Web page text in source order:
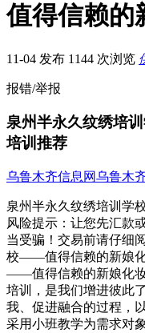
值得信赖的
11-04 发布 1144 次浏览
报错/举报
泉州半永久纹绣培
培训推荐
乌鲁木齐信息网乌鲁木
泉州半永久纹绣培训学
风险提示：让您先汇款
当受骗！交易前请仔细
校——值得信赖的新娘
——值得信赖的新娘
培训，是我们增进彼此
我、促进融合的过程，
采用小班教学为需求对